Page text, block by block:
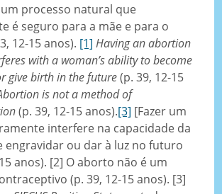
processo natural que
é seguro para a mãe e para o
12-15 anos). [1] Having an abortion
with a woman’s ability to become
give birth in the future(p. 39, 12-15
is not a method of
(p. 39, 12-15 anos).[3] [Fazer um
interfere na capacidade da
engravidar ou dar à luz no futuro
anos). [2] O aborto não é um
(p. 39, 12-15 anos). [3]